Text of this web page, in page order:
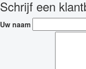
Schrijf een
Uw naam